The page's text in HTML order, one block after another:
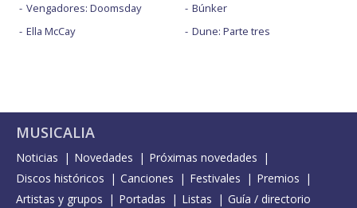
Vengadores: Doomsday
Ella McCay
Búnker
Dune: Parte tres
MUSICALIA
Noticias Novedades
Próximas novedades
Discos históricos
Canciones Festivales
Premios
Artistas y grupos
Portadas Listas Guía / directorio